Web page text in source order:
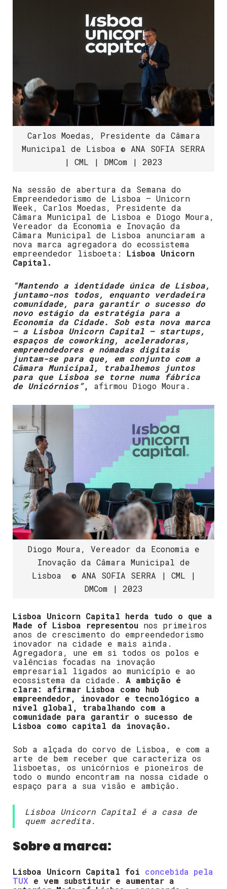
Carlos Moedas, Presidente da Câmara
Municipal de Lisboa © ANA SOFIA SERRA
| CML | DMCom | 2023
Na sessão de abertura da Semana do
Empreendedorismo de Lisboa – Unicorn
Week, Carlos Moedas, Presidente da
Câmara Municipal de Lisboa e Diogo Moura,
Vereador da Economia e Inovação da
Câmara Municipal de Lisboa anunciaram a
nova marca agregadora do ecossistema
empreendedor lisboeta: Lisboa Unicorn
Capital.
“Mantendo a identidade única de Lisboa,
juntamo-nos todos, enquanto verdadeira
comunidade, para garantir o sucesso do
novo estágio da estratégia para a
Economia da Cidade. Sob esta nova marca
– a Lisboa Unicorn Capital – startups,
espaços de coworking, aceleradoras,
empreendedores e nómadas digitais
juntam-se para que, em conjunto com a
Câmara Municipal, trabalhemos juntos
para que Lisboa se torne numa fábrica
de Unicórnios”, afirmou Diogo Moura.
Diogo Moura, Vereador da Economia e
Inovação da Câmara Municipal de
Lisboa © ANA SOFIA SERRA | CML |
DMCom | 2023
Lisboa Unicorn Capital herda tudo o que a
Made of Lisboa representou nos primeiros
anos de crescimento do empreendedorismo
inovador na cidade e mais ainda.
Agregadora, une em si todos os polos e
valências focadas na inovação
empresarial ligados ao município e ao
ecossistema da cidade. A ambição é
clara: afirmar Lisboa como hub
empreendedor, inovador e tecnológico a
nível global, trabalhando com a
comunidade para garantir o sucesso de
Lisboa como capital da inovação.
Sob a alçada do corvo de Lisboa, e com a
arte de bem receber que caracteriza os
lisboetas, os unicórnios e pioneiros de
todo o mundo encontram na nossa cidade o
espaço para a sua visão e ambição.
Lisboa Unicorn Capital é a casa de
quem acredita.
Sobre a marca:
Lisboa Unicorn Capital foi concebida pela
TUX e vem substituir e aumentar a